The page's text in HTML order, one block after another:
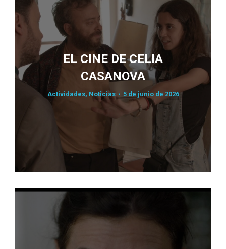
EL CINE DE CELIA
CASANOVA
Actividades, Noticias 5 de junio de 2026